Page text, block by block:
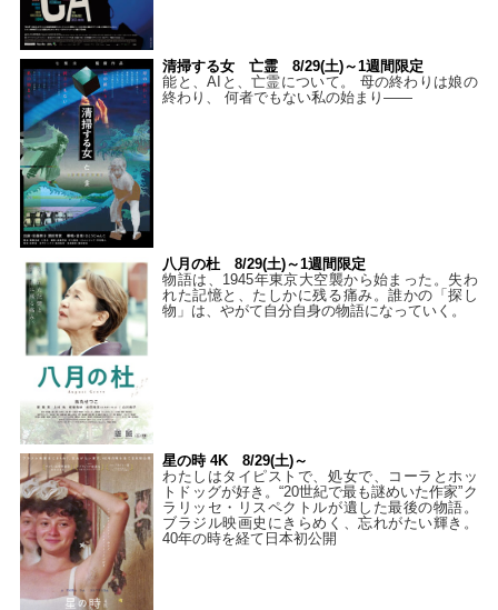
清掃する女 亡霊 8/29(土)～1週間限定
能と、AIと、亡霊について。 母の終わりは娘の
終わり、 何者でもない私の始まり――
八月の杜 8/29(土)～1週間限定
物語は、1945年東京大空襲から始まった。失わ
れた記憶と、たしかに残る痛み。誰かの「探し
物」は、やがて自分自身の物語になっていく。
星の時 4K 8/29(土)～
わたしはタイピストで、処⼥で、コーラとホッ
トドッグが好き。“20世紀で最も謎めいた作家”ク
ラリッセ・リスペクトルが遺した最後の物語。
ブラジル映画史にきらめく、忘れがたい輝き。
40年の時を経て⽇本初公開